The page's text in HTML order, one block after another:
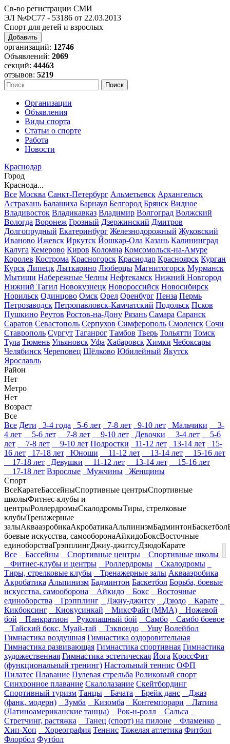
Св-во регистрации СМИ
ЭЛ №ФС77 - 53186 от 22.03.2013
Спорт для детей и взрослых
Добавить
организаций: 12746
Объявлений: 2069
секций: 44463
отзывов: 5219
Организации
Объявления
Виды спорта
Статьи о спорте
Работа
Новости
Краснодар
Город
Краснода...
Все Москва Санкт-Петербург Альметьевск Архангельск
Астрахань Балашиха Барнаул Белгород Брянск Видное
Владивосток Владикавказ Владимир Волгоград Волжский
Вологда Воронеж Грозный Дзержинский Дмитров
Долгопрудный Екатеринбург Железнодорожный Жуковский
Иваново Ижевск Иркутск Йошкар-Ола Казань Калининград
Калуга Кемерово Киров Коломна Комсомольск-на-Амуре
Королев Кострома Красногорск Краснодар Красноярск Курган
Курск Липецк Лыткарино Люберцы Магнитогорск Мурманск
Мытищи Набережные Челны Нефтекамск Нижний Новгород
Нижний Тагил Новокузнецк Новороссийск Новосибирск
Норильск Одинцово Омск Орел Оренбург Пенза Пермь
Петрозаводск Петропавловск-Камчатский Подольск Псков
Пушкино Реутов Ростов-на-Дону Рязань Самара Саранск
Саратов Севастополь Серпухов Симферополь Смоленск Сочи
Ставрополь Сургут Таганрог Тамбов Тверь Тольятти Томск
Тула Тюмень Ульяновск Уфа Хабаровск Химки Чебоксары
Челябинск Череповец Щёлково Юбилейный Якутск
Ярославль
Район
Нет
Метро
Нет
Возраст
Все
Все Дети 3-4 года 5-6 лет 7-8 лет 9-10 лет Мальчики
3-
4 лет
5-6 лет 7-8 лет 9-10 лет Девочки 3-4 лет
5-6
лет
7-8 лет 9-10 лет Подростки 11-12 лет 13-14 лет
15-
16 лет
17-18 лет Юноши 11-12 лет 13-14 лет
15-16 лет
17-18 лет
Девушки 11-12 лет 13-14 лет
15-16 лет
17-18 лет Взрослые Мужчины
Женщины
Спорт
ВсеКаратеБассейныСпортивные центрыСпортивные
школыФитнес-клубы и
центрыРоллердромыСкалодромыТиры, стрелковые
клубыТренажерные
залыАквааэробикаАкробатикаАльпинизмБадминтонБаскетбол
боевые искусства, самооборонаАйкидоБоксВосточные
единоборстваГрэпплингДжиу-джитсуДзюдоКарате
Все
Бассейны Спортивные центры
Спортивные школы
Фитнес-клубы и центры
Роллердромы
Скалодромы
Тиры, стрелковые клубы
Тренажерные залы Аквааэробика
Акробатика Альпинизм Бадминтон Баскетбол Борьба, боевые
искусства, самооборона
Айкидо Бокс
Восточные
единоборства
Грэпплинг Джиу-джитсу Дзюдо
Карате
Кикбоксинг
Киокусинкай МиксФайт (ММА)
Ножевой
бой
Панкратион Рукопашный бой Самбо
Самбо боевое
Тайский бокс, Муай-тай
Тэквондо Ушу Волейбол
Гимнастика воздушная Гимнастика оздоровительная
Гимнастика развивающая Гимнастика спортивная Гимнастика
художественная Гимнастика эстетическая Йога КроссФит
(функциональный тренинг) Настольный теннис ОФП
Пилатес Плавание Пулевая стрельба Роликовый спорт
Синхронное плавание Скалолазание Скейтбординг
Спортивный туризм Танцы Бачата Брейк данс
Джаз
(фанк, модерн)
Зумба Кизомба Контемпорари
Латина
(Латиноамериканские танцы)
Рок-н-ролл
Сальса
Стретчинг, растяжка
Танец (спорт) на пилоне
Фламенко
Хип-Хоп
Хореография Теннис Тяжелая атлетика Фитбол
Флорбол Футбол